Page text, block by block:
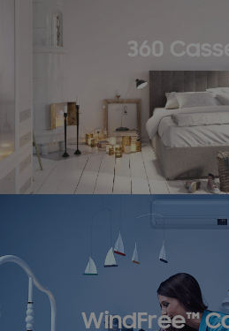
360
WindFree™